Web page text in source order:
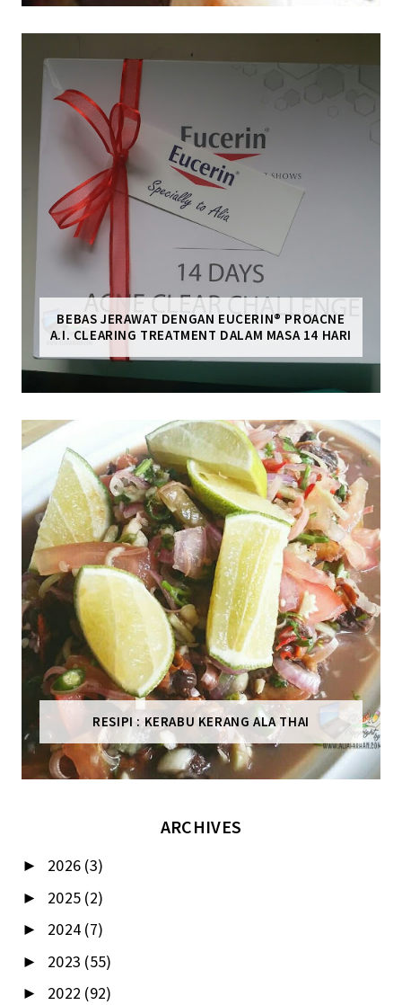
BEBAS JERAWAT DENGAN EUCERIN® PROACNE
A.I. CLEARING TREATMENT DALAM MASA 14 HARI
RESIPI : KERABU KERANG ALA THAI
ARCHIVES
► 2026 (3)
► 2025 (2)
► 2024 (7)
► 2023 (55)
► 2022 (92)